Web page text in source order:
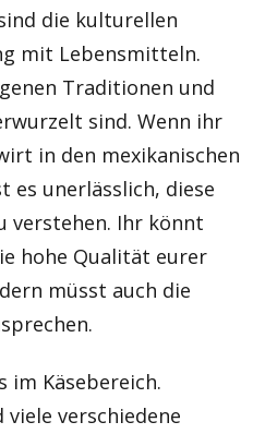
die kulturellen
mit Lebensmitteln.
Traditionen und
sind. Wenn ihr
in den mexikanischen
unerlässlich, diese
verstehen. Ihr könnt
hohe Qualität eurer
müsst auch die
im Käsebereich.
verschiedene